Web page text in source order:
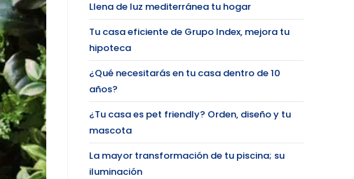
Llena de luz mediterránea tu hogar
Tu casa eficiente de Grupo Index, mejora tu
hipoteca
¿Qué necesitarás en tu casa dentro de 10
años?
¿Tu casa es pet friendly? Orden, diseño y tu
mascota
La mayor transformación de tu piscina; su
iluminación